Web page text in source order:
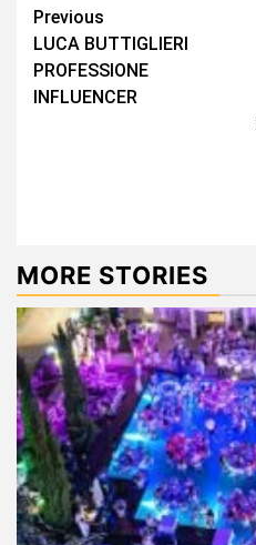
Continue
Reading
Previous
LUCA BUTTIGLIERI
PROFESSIONE
INFLUENCER
MORE STORIES